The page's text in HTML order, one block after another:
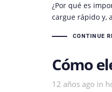
¿Por qué es
cargue rápido y,
CONTINUE
Cómo
12 años ago in
Tags